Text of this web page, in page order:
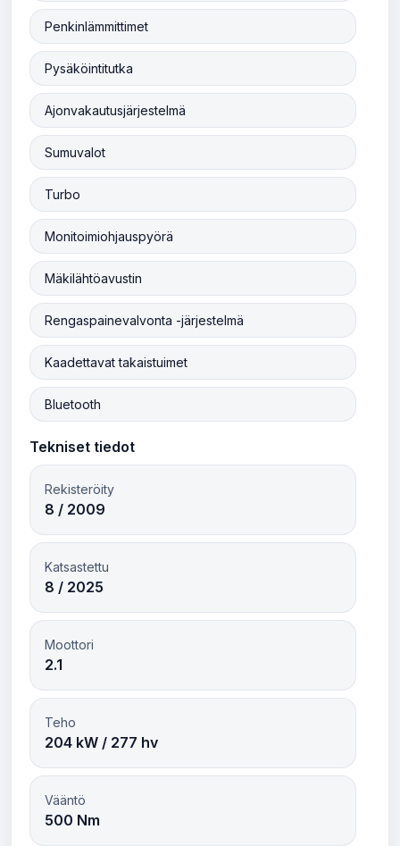
Penkinlämmittimet
Pysäköintitutka
Ajonvakautusjärjestelmä
Sumuvalot
Turbo
Monitoimiohjauspyörä
Mäkilähtöavustin
Rengaspainevalvonta -järjestelmä
Kaadettavat takaistuimet
Bluetooth
Tekniset tiedot
Rekisteröity
8 / 2009
Katsastettu
8 / 2025
Moottori
2.1
Teho
204 kW / 277 hv
Vääntö
500 Nm